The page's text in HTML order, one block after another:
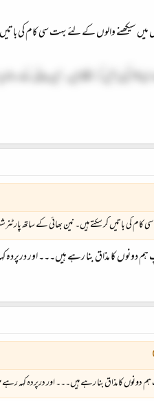
سیکھنے والوں کے لئے بہت سی کام کی باتیں
کام کی باتیں کر سکتے ہیں۔ نین بھائی کے
کی باتیں کر سکتے ہیں۔ نین بھائی کے ساتھ
دونوں کا مذاق بنا رہے ہیں۔۔۔ اور
دونوں کا مذاق بنا رہے ہیں۔۔۔ اور درپردہ کہہ